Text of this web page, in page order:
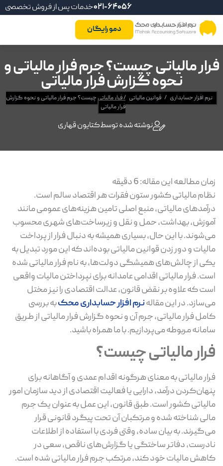
خدمات پس از فروش تخصصی021-64056
دمو رایگان
فرار مالیاتی چیست؟ جرم فرار مالیاتی و
نحوه گزارش فرار مالیاتی
نرم افزار حسابداری / قوانین مالیاتی /فرار مالیاتی چیست؟ جرم فرار مالیاتی و نحوه گزارش
فرار مالیاتی
نوشته شده توسطکتایون قهاری
زمان مطالعه این مقاله:6دقیقه
نظام مالیاتی کشور ستون فقرات هر اقتصاد سالم است.
درآمدهای مالیاتی، منبع اصلی تامین هزینه‌های عمومی مانند
آموزش، بهداشت، حمل و نقل و زیرساخت‌های شهری محسوب
می‌شوند. با این حال، بسیاری همیشه به دنبال فرار از پرداخت
مالیات و دور زدن قوانین مالیاتی بوده‌اند که این مورد تبدیل به
یکی از چالش‌های همیشگی دولت‌ها، به نام فرار مالیاتی شده
است. فرار مالیاتی اقدامی عامدانه برای نپرداختن مالیات واقعی
است که ‌علاوه بر نقض قانون، عدالت اقتصادی را نیز مختل
می‌سازد. در این مقالهنرم افزار حسابداری محکبه بررسی
کامل فرار مالیاتی، جرم آن و نحوه گزارش فرار مالیاتی از طریق
سامانه مربوطه می‌پردازیم. با ما همراه باشید.
فرار مالیاتی چیست؟
فرار مالیاتی به معنای هرگونه اقدام عمدی و آگاهانه برای
پنهان‌کردن درآمد، دارایی یا فعالیت اقتصادی از دید سازمان امور
مالیاتی کشور است. طبق قانون، این عمل به عنوان یک جرم
مالی شناخته شده و مرتکبان آن تحت پیگرد قانونی قرار
می‌گیرند. به بیان ساده، وقتی فردی با استفاده از اطلاعات
نادرست، دفاتر ساختگی یا گزارش‌های ناقص، سعی در
کاهش مالیات خود کند، مرتکب جرم فرار مالیاتی شده است.